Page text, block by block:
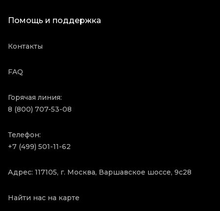
Помощь и поддержка
Контакты
FAQ
Горячая линия:
8 (800) 707-53-08
Телефон:
+7 (499) 501-11-62
Адрес: 117105, г. Москва, Варшавское шоссе, 9с28
Найти нас на карте